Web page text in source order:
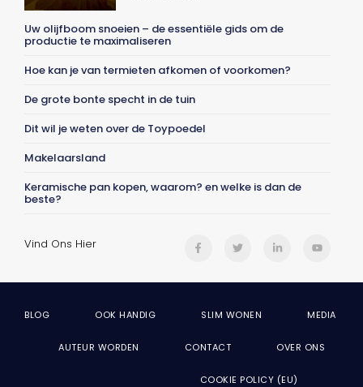
Uw olijfboom snoeien – de essentiële gids om de
productie te maximaliseren
Hoe kan je van termieten afkomen of voorkomen?
De grote bonte specht in de tuin
Dit wil je weten over de Toypoedel
Makelaarsland
Keramische pan kopen, waarom? en welke is dan de
beste?
Vind Ons Hier
BLOG OOK HANDIG SLIM WONEN MEDIA
AUTEUR WORDEN CONTACT OVER ONS
COOKIE POLICY (EU)